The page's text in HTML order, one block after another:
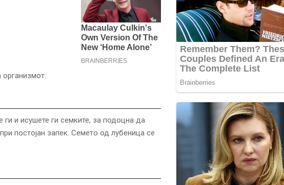
ги и исушете ги семките, за подоцна да
постојан запек. Семето од лубеница се